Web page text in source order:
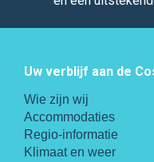
Uw verblijf aan de
Wie zijn wij
Accommodaties
Regio-informatie
Klimaat en weer